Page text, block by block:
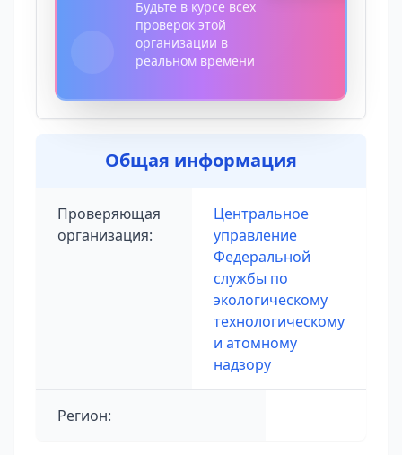
Будьте в курсе всех
проверок этой
организации в
реальном времени
Общая информация
Проверяющая
организация:
Центральное
управление
Федеральной
службы по
экологическому
технологическому
и атомному
надзору
Регион: